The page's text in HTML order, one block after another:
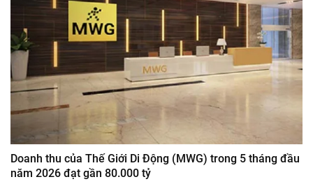
Doanh thu của Thế Giới Di Động (MWG) trong 5 tháng đầu
năm 2026 đạt gần 80.000 tỷ